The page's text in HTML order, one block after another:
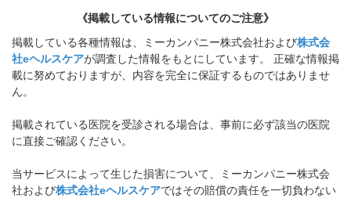
《掲載している情報についてのご注意》
掲載している各種情報は、ミーカンパニー株式会社および株式会
社eヘルスケアが調査した情報をもとにしています。 正確な情報掲
載に努めておりますが、内容を完全に保証するものではありませ
ん。
掲載されている医院を受診される場合は、事前に必ず該当の医院
に直接ご確認ください。
当サービスによって生じた損害について、ミーカンパニー株式会
社および株式会社eヘルスケアではその賠償の責任を一切負わない